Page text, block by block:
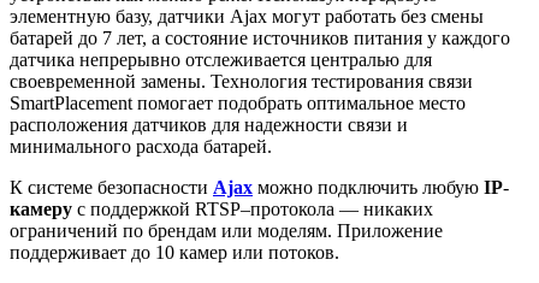
элементную базу, датчики Ajax могут работать без смены
батарей до 7 лет, а состояние источников питания у каждого
датчика непрерывно отслеживается централью для
своевременной замены. Технология тестирования связи
SmartPlacement помогает подобрать оптимальное место
расположения датчиков для надежности связи и
минимального расхода батарей.
К системе безопасности Ajax можно подключить любую IP-
камеру с поддержкой RTSP–протокола — никаких
ограничений по брендам или моделям. Приложение
поддерживает до 10 камер или потоков.